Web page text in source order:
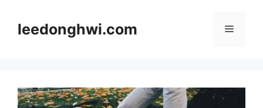
contentleedonghwi.com Menu